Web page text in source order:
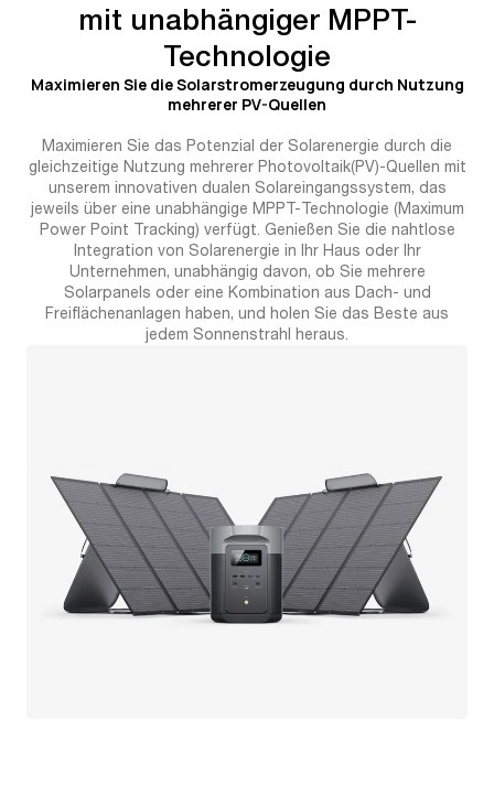
mit unabhängiger MPPT-
Technologie
Maximieren Sie die Solarstromerzeugung durch Nutzung
mehrerer PV-Quellen
Maximieren Sie das Potenzial der Solarenergie durch die
gleichzeitige Nutzung mehrerer Photovoltaik(PV)-Quellen mit
unserem innovativen dualen Solareingangssystem, das
jeweils über eine unabhängige MPPT-Technologie (Maximum
Power Point Tracking) verfügt. Genießen Sie die nahtlose
Integration von Solarenergie in Ihr Haus oder Ihr
Unternehmen, unabhängig davon, ob Sie mehrere
Solarpanels oder eine Kombination aus Dach- und
Freiflächenanlagen haben, und holen Sie das Beste aus
jedem Sonnenstrahl heraus.